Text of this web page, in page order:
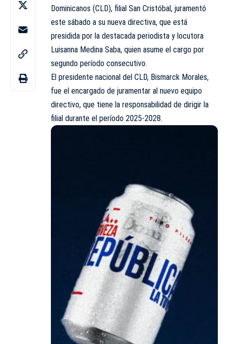
Dominicanos (CLD), filial San Cristóbal, juramentó
este sábado a su nueva directiva, que está
presidida por la destacada periodista y locutora
Luisanna Medina Saba, quien asume el cargo por
segundo período consecutivo.
El presidente nacional del CLD, Bismarck Morales,
fue el encargado de juramentar al nuevo equipo
directivo, que tiene la responsabilidad de dirigir la
filial durante el período 2025-2028.